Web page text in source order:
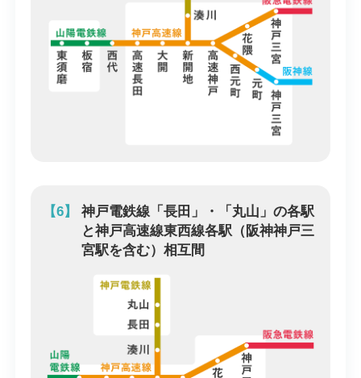
【6】
神戸電鉄線「長田」・「丸山」の各駅
と神戸高速線東西線各駅（阪神神戸三
宮駅を含む）相互間